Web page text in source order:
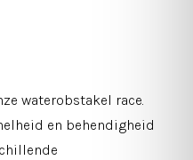
waterobstakel race.
en behendigheid